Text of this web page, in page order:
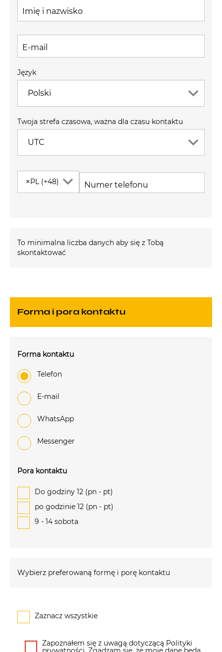
Imię i nazwisko
E-mail
Polski
Język
UTC
Twoja strefa czasowa, ważna dla czasu kontaktu
× PL (+48) Numer telefonu
To minimalna liczba danych aby się z Tobą
skontaktować
Forma i pora kontaktu
Forma kontaktu
Telefon
e-mail
WhatsApp
Messenger
Pora kontaktu
Do godziny 12 (pn - pt)
po godzinie 12 (pn - pt)
9 - 14 sobota
Wybierz preferowaną formę i porę kontaktu
Zaznacz wszystkie
Zapoznałem się z uwagą dotyczącą Polityki